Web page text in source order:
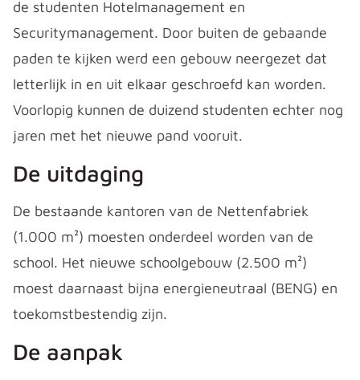
de studenten Hotelmanagement en
Securitymanagement. Door buiten de gebaande
paden te kijken werd een gebouw neergezet dat
letterlijk in en uit elkaar geschroefd kan worden.
Voorlopig kunnen de duizend studenten echter nog
jaren met het nieuwe pand vooruit.
De uitdaging
De bestaande kantoren van de Nettenfabriek
(1.000 m²) moesten onderdeel worden van de
school. Het nieuwe schoolgebouw (2.500 m²)
moest daarnaast bijna energieneutraal (BENG) en
toekomstbestendig zijn.
De aanpak